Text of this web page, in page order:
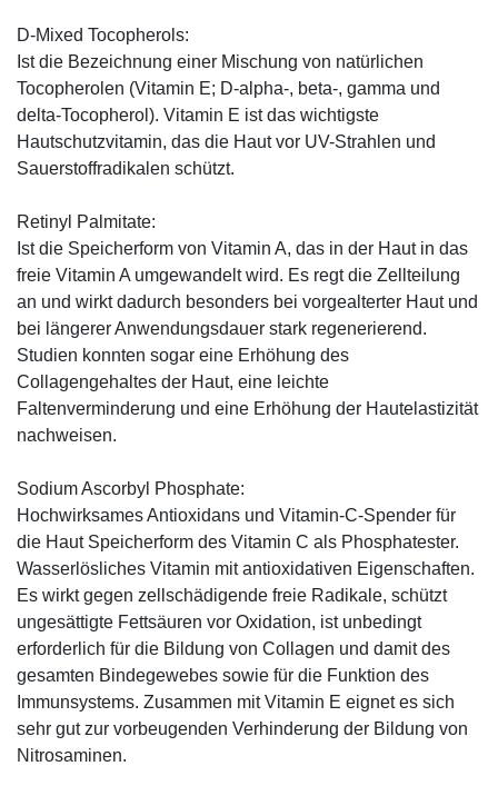
D-Mixed Tocopherols:
Ist die Bezeichnung einer Mischung von natürlichen
Tocopherolen (Vitamin E; D-alpha-, beta-, gamma und
delta-Tocopherol). Vitamin E ist das wichtigste
Hautschutzvitamin, das die Haut vor UV-Strahlen und
Sauerstoffradikalen schützt.
Retinyl Palmitate:
Ist die Speicherform von Vitamin A, das in der Haut in das
freie Vitamin A umgewandelt wird. Es regt die Zellteilung
an und wirkt dadurch besonders bei vorgealterter Haut und
bei längerer Anwendungsdauer stark regenerierend.
Studien konnten sogar eine Erhöhung des
Collagengehaltes der Haut, eine leichte
Faltenverminderung und eine Erhöhung der Hautelastizität
nachweisen.
Sodium Ascorbyl Phosphate:
Hochwirksames Antioxidans und Vitamin-C-Spender für
die Haut Speicherform des Vitamin C als Phosphatester.
Wasserlösliches Vitamin mit antioxidativen Eigenschaften.
Es wirkt gegen zellschädigende freie Radikale, schützt
ungesättigte Fettsäuren vor Oxidation, ist unbedingt
erforderlich für die Bildung von Collagen und damit des
gesamten Bindegewebes sowie für die Funktion des
Immunsystems. Zusammen mit Vitamin E eignet es sich
sehr gut zur vorbeugenden Verhinderung der Bildung von
Nitrosaminen.